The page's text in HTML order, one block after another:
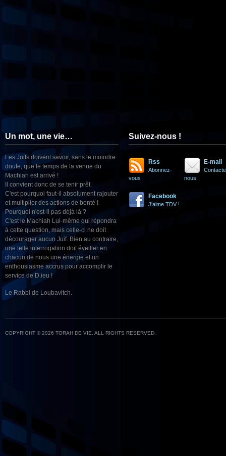
Un mot, une vie…
Les Juifs doivent savoir, sans le moindre
doute, que le temps de la venue du
Machiah est arrivé !
Il convient donc de se tenir prêt.
C'est pourquoi faut-il absolument rajouter
et multiplier des actions de bonté !
Pourquoi n'est-il pas déjà là ?
C'est le Machiah Lui-même qui répondra
à cette question, mais celle-ci ne doit
décourager aucun Juif. Bien au contraire,
une telle interrogation doit éveiller en
chacun de nous une énergie et un
enthousiasme accrus pour accomplir le
service de D.ieu !
Le Rabbi de Loubavitch.
Suivez-nous !
Rss
Abonnez-
vous
E-mail
nous
Facebook
J'aime TDV !
COPYRIGHT © 2026 TORAH DE VIE. ALL RIGHTS RESERVED.